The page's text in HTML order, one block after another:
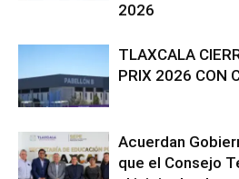
2026
TLAXCALA
PRIX 2026 CON
Acuerdan
que el Consejo